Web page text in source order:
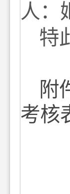
人：
特
附
考核